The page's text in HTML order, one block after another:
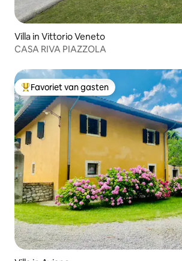
Villa in Vittorio Veneto
CASA RIVA PIAZZOLA
Topfavoriet van gasten
Favoriet van gasten